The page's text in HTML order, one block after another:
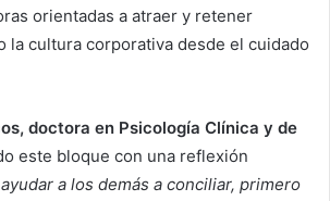
orientadas a atraer y retener
la cultura corporativa desde el cuidado
doctora en Psicología Clínica y de
este bloque con una reflexión
a los demás a conciliar, primero